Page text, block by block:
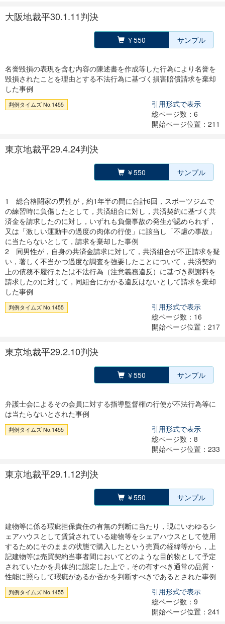
大阪地裁平30.1.11判決
￥550 サンプル
名誉毀損の表現を含む内容の陳述書を作成等した行為により名誉を
毀損されたことを理由とする不法行為に基づく損害賠償請求を棄却
した事例
判例タイムズ No.1455
引用形式で表示
総ページ数：6
開始ページ位置：211
東京地裁平29.4.24判決
￥550 サンプル
1 総合格闘家の男性が，約1年半の間に合計6回，スポーツジムで
の練習時に負傷したとして，共済組合に対し，共済契約に基づく共
済金を請求したのに対し，いずれも負傷事故の発生が認められず，
又は「激しい運動中の過度の肉体の行使」に該当し「不慮の事故」
に当たらないとして，請求を棄却した事例
2 同男性が，自身の共済金請求に対して，共済組合が不正請求を疑
い，著しく不当かつ過度な調査を強要したことについて，共済契約
上の債務不履行または不法行為（注意義務違反）に基づき慰謝料を
請求したのに対して，同組合にかかる違反はないとして請求を棄却
した事例
判例タイムズ No.1455
引用形式で表示
総ページ数：16
開始ページ位置：217
東京地裁平29.2.10判決
￥550 サンプル
弁護士会によるその会員に対する指導監督権の行使が不法行為等に
は当たらないとされた事例
判例タイムズ No.1455
引用形式で表示
総ページ数：8
開始ページ位置：233
東京地裁平29.1.12判決
￥550 サンプル
建物等に係る瑕疵担保責任の有無の判断に当たり，現にいわゆるシ
ェアハウスとして賃貸されている建物等をシェアハウスとして使用
するためにそのままの状態で購入したという売買の経緯等から，上
記建物等は売買契約当事者間においてどのような目的物として予定
されていたかを具体的に認定した上で，その有すべき通常の品質・
性能に照らして瑕疵があるか否かを判断すべきであるとされた事例
判例タイムズ No.1455
引用形式で表示
総ページ数：9
開始ページ位置：241